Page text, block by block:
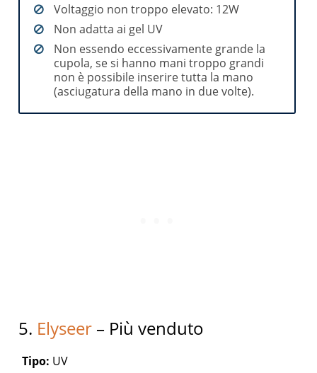
Voltaggio non troppo elevato: 12W
Non adatta ai gel UV
Non essendo eccessivamente grande la
cupola, se si hanno mani troppo grandi
non è possibile inserire tutta la mano
(asciugatura della mano in due volte).
5. Elyseer – Più venduto
Tipo: UV